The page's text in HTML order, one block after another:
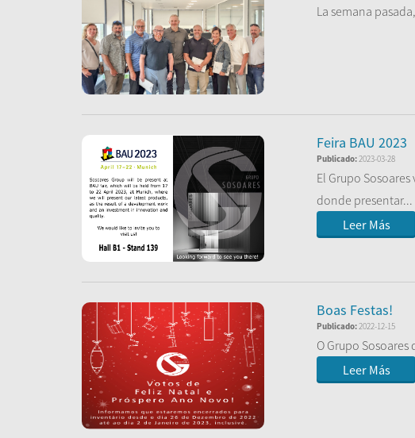
La semana
Feira BAU 2023
Publicado:2023-03-28
El Grupo
donde presentar...
Leer Más
Boas Festas!
Publicado:2022-12-15
O Grupo
Leer Más